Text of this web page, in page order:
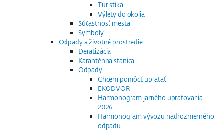
Turistika
Výlety do okolia
Súčastnosť mesta
Symboly
Odpady a životné prostredie
Deratizácia
Karanténna stanica
Odpady
Chcem pomôcť upratať
EKODVOR
Harmonogram jarného upratovania
2026
Harmonogram vývozu nadrozmerného
odpadu